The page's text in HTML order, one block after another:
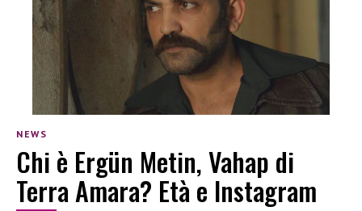
NEWS
Chi è Ergün Metin, Vahap di
Terra Amara? Età e Instagram